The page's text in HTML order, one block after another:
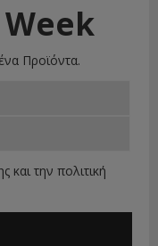
Προϊόντα.
και την πολιτική